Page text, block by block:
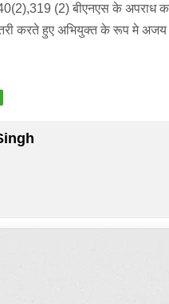
(2) बीएनएस के अपराध
करते हुए अभियुक्त के रूप मे अजय